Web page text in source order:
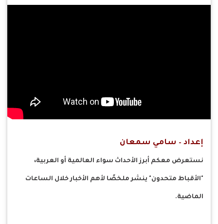
إعداد – سامي سمعان
نستعرض معكم أبرز الأحداث سواء العالمية أو العربية،
"الأقباط متحدون" ينشر ملخصًا لأهم الأخبار خلال الساعات
الماضية.